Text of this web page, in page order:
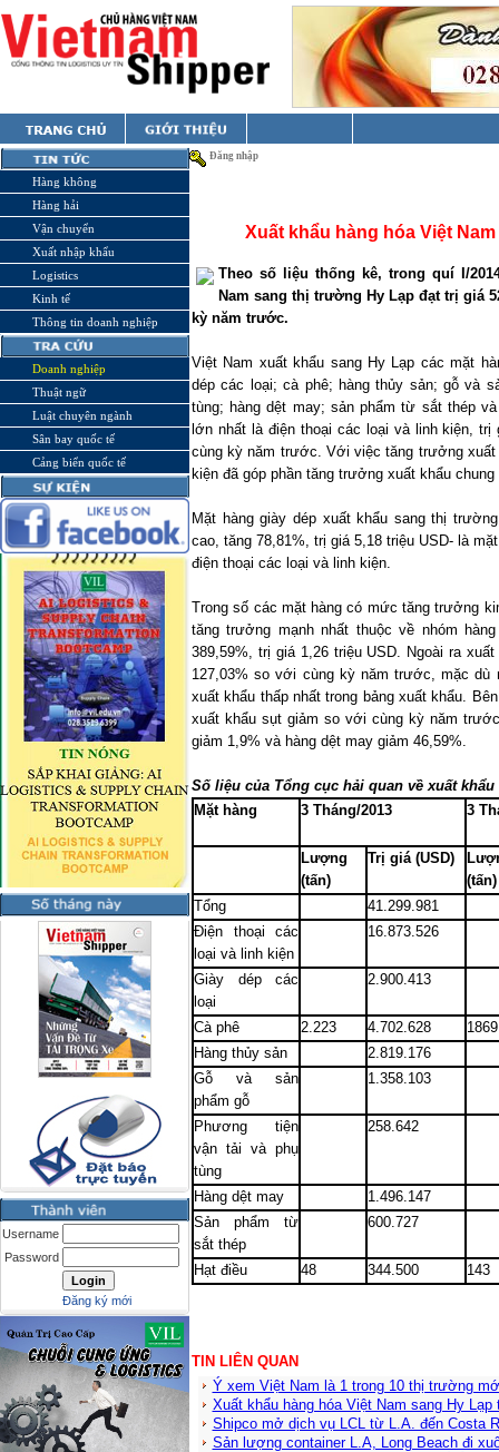
Hàng không
Hàng hải
Vận chuyển
Xuất nhập khẩu
Logistics
Kinh tế
Thông tin doanh nghiệp
Doanh nghiệp
Thuật ngữ
Luật chuyên ngành
Sân bay quốc tế
Cảng biển quốc tế
Username
Password
Đăng ký mới
Đăng nhập
Xuất khẩu hàng hóa Việt
Theo số liệu thống kê, trong quí I/
Nam sang thị trường Hy Lạp đạt trị giá
kỳ năm trước.
Việt Nam xuất khẩu sang Hy Lạp các mặt
dép các loại; cà phê; hàng thủy sản; gỗ và
tùng; hàng dệt may; sản phẩm từ sắt thép
lớn nhất là điện thoại các loại và linh kiện,
cùng kỳ năm trước. Với việc tăng trưởng xuất
kiện đã góp phần tăng trưởng xuất khẩu
Mặt hàng giày dép xuất khẩu sang thị
cao, tăng 78,81%, trị giá 5,18 triệu USD- là
điện thoại các loại và linh kiện.
Trong số các mặt hàng có mức tăng trưởng
tăng trưởng mạnh nhất thuộc về nhóm
389,59%, trị giá 1,26 triệu USD. Ngoài ra
127,03% so với cùng kỳ năm trước, mặc dù
xuất khẩu thấp nhất trong bảng xuất khẩu.
xuất khẩu sụt giảm so với cùng kỳ năm
giảm 1,9% và hàng dệt may giảm 46,59%.
Số liệu của Tổng cục hải quan về xuất
Mặt hàng
3 Tháng/2013 3
Lượng
(tấn)
Trị giá (USD)
(tấn)
Tổng
41.299.981
Điện thoại các
loại và linh kiện
16.873.526
Giày dép các
loại
2.900.413
Cà phê 2.223 4.702.628
1869
Hàng thủy sản
2.819.176
Gỗ và sản
phẩm gỗ
1.358.103
Phương tiện
vận tải và phụ
tùng
258.642
Hàng dệt may
1.496.147
Sản phẩm từ
sắt thép
600.727
Hạt điều 48 344.500 143
TIN LIÊN QUAN
Ý xem Việt Nam là 1 trong 10 thị trường
Xuất khẩu hàng hóa Việt Nam sang Hy
Shipco mở dịch vụ LCL từ L.A. đến Costa
Sản lượng container L.A, Long Beach đi